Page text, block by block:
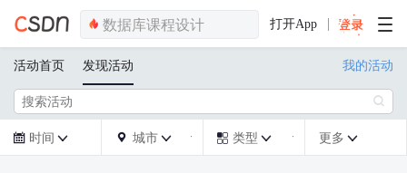
打开App
活动首页 发现活动 我的活动

 时间   城市   类型  更多 